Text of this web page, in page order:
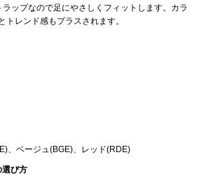
ップなので足にやさしくフィットします。カラ
トレンド感もプラスされます。
、ベージュ(BGE)、レッド(RDE)
選び方